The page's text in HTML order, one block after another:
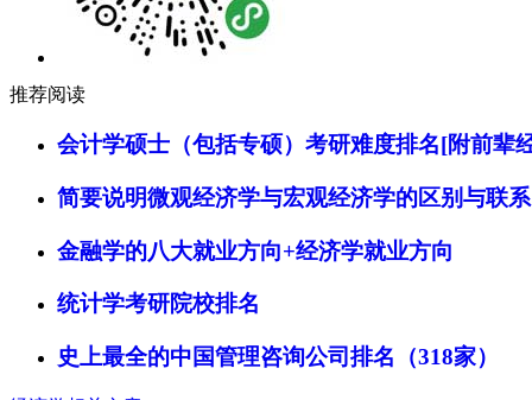
推荐阅读
会计学硕士（包括专硕）考研难度排名[附前辈
简要说明微观经济学与宏观经济学的区别与联系
金融学的八大就业方向+经济学就业方向
统计学考研院校排名
史上最全的中国管理咨询公司排名（318家）